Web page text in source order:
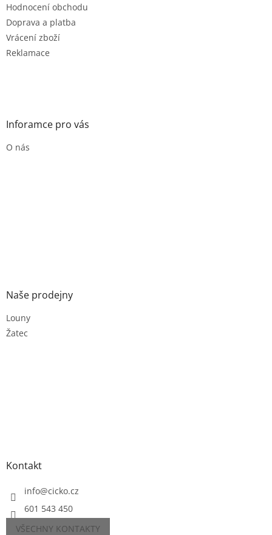
Hodnocení obchodu
Doprava a platba
Vrácení zboží
Reklamace
Inforamce pro vás
O nás
Naše prodejny
Louny
Žatec
Kontakt
info@cicko.cz
601 543 450
VŠECHNY KONTAKTY